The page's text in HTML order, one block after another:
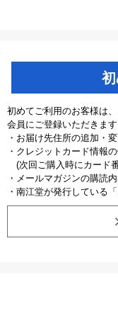
初めてご利用のお客様は
会員にご登録いただきま
・お届け先住所の追加・
・クレジットカード情報
(次回ご購入時にカード
・メールマガジンの購読
・南江堂が発行している